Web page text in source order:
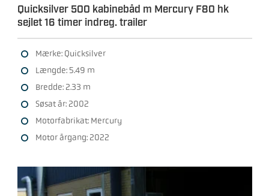
Quicksilver 500 kabinebåd m Mercury F80 hk
sejlet 16 timer indreg. trailer
Mærke: Quicksilver
Længde: 5.49 m
Bredde: 2.33 m
Søsat år: 2002
Motorfabrikat: Mercury
Motor årgang: 2022